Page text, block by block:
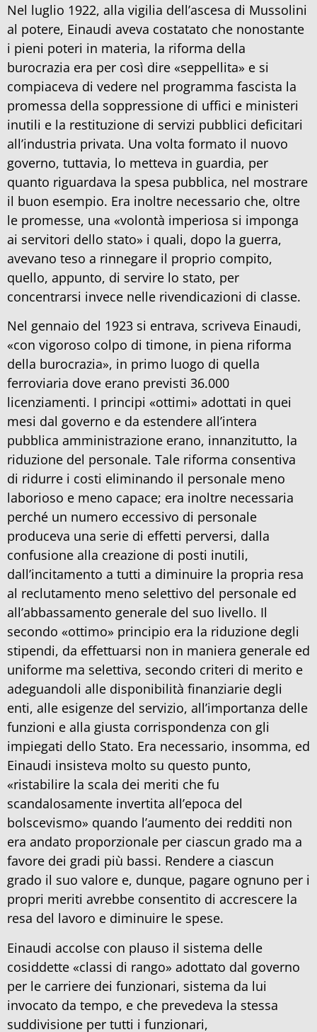
Nel luglio 1922, alla vigilia dell’ascesa di Mussolini
al potere, Einaudi aveva costatato che nonostante
i pieni poteri in materia, la riforma della
burocrazia era per così dire «seppellita» e si
compiaceva di vedere nel programma fascista la
promessa della soppressione di uffici e ministeri
inutili e la restituzione di servizi pubblici deficitari
all’industria privata. Una volta formato il nuovo
governo, tuttavia, lo metteva in guardia, per
quanto riguardava la spesa pubblica, nel mostrare
il buon esempio. Era inoltre necessario che, oltre
le promesse, una «volontà imperiosa si imponga
ai servitori dello stato» i quali, dopo la guerra,
avevano teso a rinnegare il proprio compito,
quello, appunto, di servire lo stato, per
concentrarsi invece nelle rivendicazioni di classe.
Nel gennaio del 1923 si entrava, scriveva Einaudi,
«con vigoroso colpo di timone, in piena riforma
della burocrazia», in primo luogo di quella
ferroviaria dove erano previsti 36.000
licenziamenti. I principi «ottimi» adottati in quei
mesi dal governo e da estendere all’intera
pubblica amministrazione erano, innanzitutto, la
riduzione del personale. Tale riforma consentiva
di ridurre i costi eliminando il personale meno
laborioso e meno capace; era inoltre necessaria
perché un numero eccessivo di personale
produceva una serie di effetti perversi, dalla
confusione alla creazione di posti inutili,
dall’incitamento a tutti a diminuire la propria resa
al reclutamento meno selettivo del personale ed
all’abbassamento generale del suo livello. Il
secondo «ottimo» principio era la riduzione degli
stipendi, da effettuarsi non in maniera generale ed
uniforme ma selettiva, secondo criteri di merito e
adeguandoli alle disponibilità finanziarie degli
enti, alle esigenze del servizio, all’importanza delle
funzioni e alla giusta corrispondenza con gli
impiegati dello Stato. Era necessario, insomma, ed
Einaudi insisteva molto su questo punto,
«ristabilire la scala dei meriti che fu
scandalosamente invertita all’epoca del
bolscevismo» quando l’aumento dei redditi non
era andato proporzionale per ciascun grado ma a
favore dei gradi più bassi. Rendere a ciascun
grado il suo valore e, dunque, pagare ognuno per i
propri meriti avrebbe consentito di accrescere la
resa del lavoro e diminuire le spese.
Einaudi accolse con plauso il sistema delle
cosiddette «classi di rango» adottato dal governo
per le carriere dei funzionari, sistema da lui
invocato da tempo, e che prevedeva la stessa
suddivisione per tutti i funzionari,